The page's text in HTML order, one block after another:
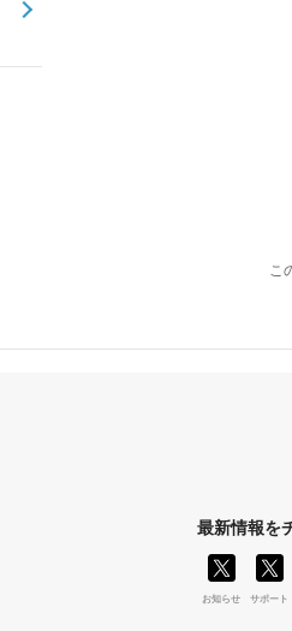
こ
最新情報を
お知らせ サポート